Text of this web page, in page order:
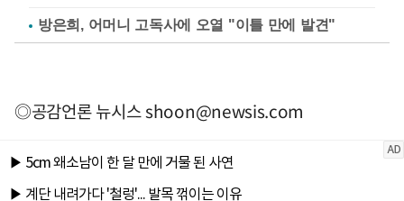
방은희, 어머니 고독사에 오열 "이틀 만에 발견"
◎공감언론 뉴시스shoon@newsis.com